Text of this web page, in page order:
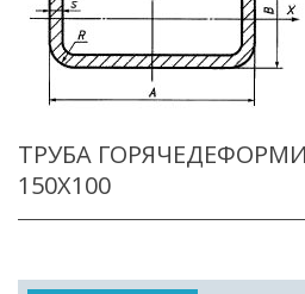
ТРУБА
150X100